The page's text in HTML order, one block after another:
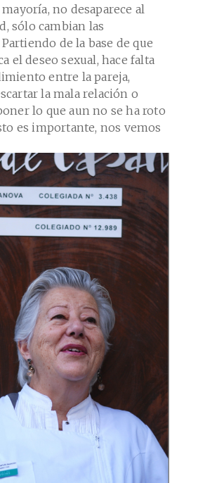
no desaparece al
sólo cambian las
de la base de que
el deseo sexual, hace falta
entre la pareja,
la mala relación o
lo que aun no se ha roto
es importante, nos vemos